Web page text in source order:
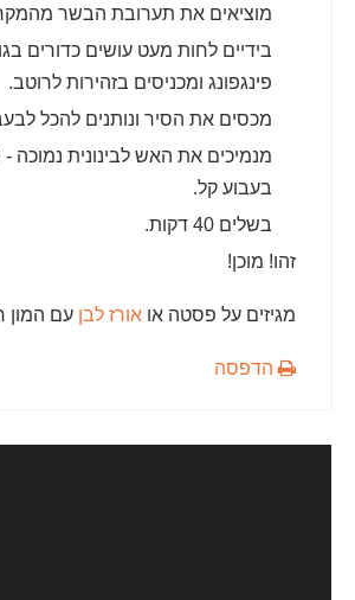
מוציאים את תערובת הבשר
בידיים לחות מעט עושים כדורים
פינגפונג ומכניסים בזהירות לרוטב.
מכסים את הסיר ונותנים להכל לבעבע 5
מנמיכים את האש לבינונית נמוכה
בעבוע קל.
בשלים 40 דקות.
זהו! מוכן!
מגיזים על פסטה או אורז לבן עם המון
הדפסה